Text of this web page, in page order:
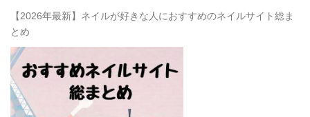
【2026年最新】ネイルが好きな人におすすめのネイルサイト総ま
とめ